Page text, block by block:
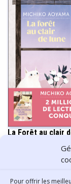
Pour offrir les
La Forêt au clair
Michiko Aoyama